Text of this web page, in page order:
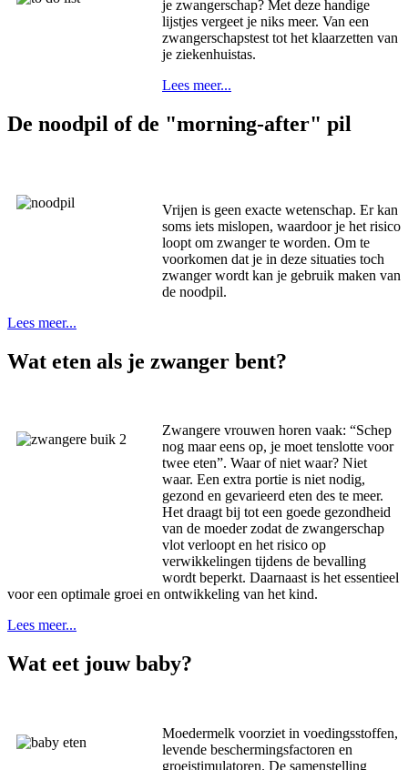
je zwangerschap? Met deze handige
lijstjes vergeet je niks meer. Van een
zwangerschapstest tot het klaarzetten van
je ziekenhuistas.
Lees meer...
De noodpil of de "morning-after" pil
Vrijen is geen exacte wetenschap. Er kan
soms iets mislopen, waardoor je het risico
loopt om zwanger te worden. Om te
voorkomen dat je in deze situaties toch
zwanger wordt kan je gebruik maken van
de noodpil.
Lees meer...
Wat eten als je zwanger bent?
Zwangere vrouwen horen vaak: “Schep
nog maar eens op, je moet tenslotte voor
twee eten”. Waar of niet waar? Niet
waar. Een extra portie is niet nodig,
gezond en gevarieerd eten des te meer.
Het draagt bij tot een goede gezondheid
van de moeder zodat de zwangerschap
vlot verloopt en het risico op
verwikkelingen tijdens de bevalling
wordt beperkt. Daarnaast is het essentieel
voor een optimale groei en ontwikkeling van het kind.
Lees meer...
Wat eet jouw baby?
Moedermelk voorziet in voedingsstoffen,
levende beschermingsfactoren en
groeistimulatoren. De samenstelling